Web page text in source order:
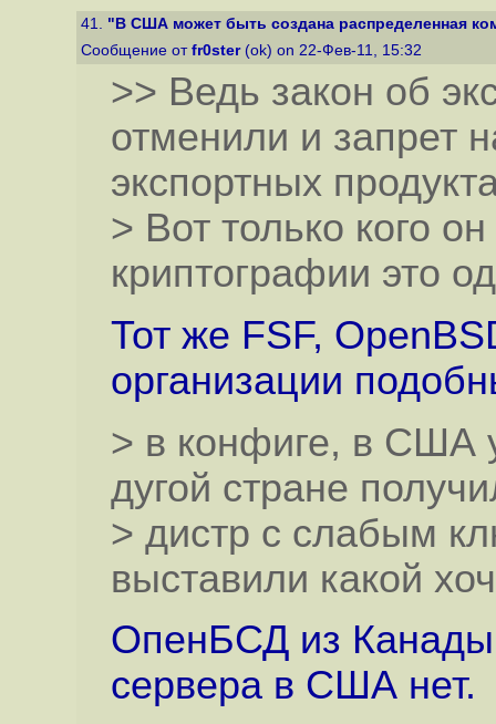
41. "В США может быть создана распределенная
Сообщение от fr0ster(ok) on 22-Фев-11, 15:32
>> Ведь закон об
отменили и запрет
экспортных
> Вот только кого
криптографии это
Тот же FSF,
организации
> в конфиге, в США
дугой стране
> дистр с слабым
выставили какой
ОпенБСД из Канады
сервера в США нет.